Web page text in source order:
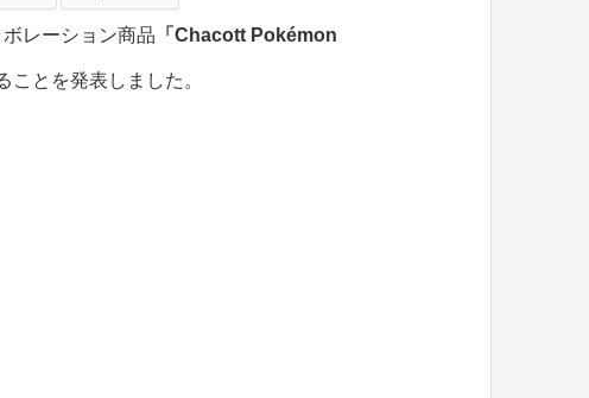
レーション商品 「Chacott Pokémon
とを発表しました。